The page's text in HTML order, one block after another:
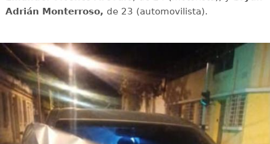
Adrián Monterroso, de 23 (automovilista).